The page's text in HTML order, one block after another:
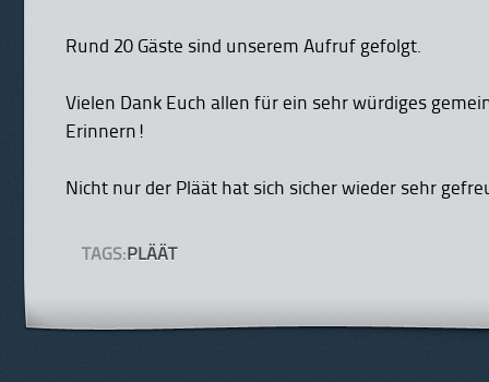
Rund 20 Gäste sind unserem Aufruf gefolgt.
Vielen Dank Euch allen für ein sehr würdiges
Erinnern!
Nicht nur der Pläät hat sich sicher wieder sehr
TAGS: PLÄÄT